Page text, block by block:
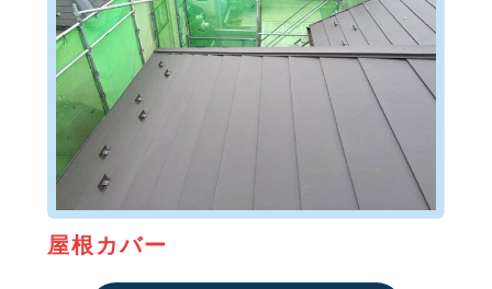
屋根カバー